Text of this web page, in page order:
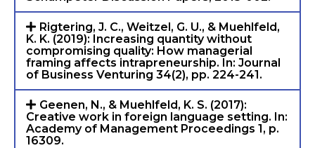
Rigtering, J. C., Weitzel, G. U., & Muehlfeld,
K. K. (2019): Increasing quantity without
compromising quality: How managerial
framing affects intrapreneurship. In: Journal
of Business Venturing 34(2), pp. 224-241.
Geenen, N., & Muehlfeld, K. S. (2017):
Creative work in foreign language setting. In:
Academy of Management Proceedings 1, p.
16309.